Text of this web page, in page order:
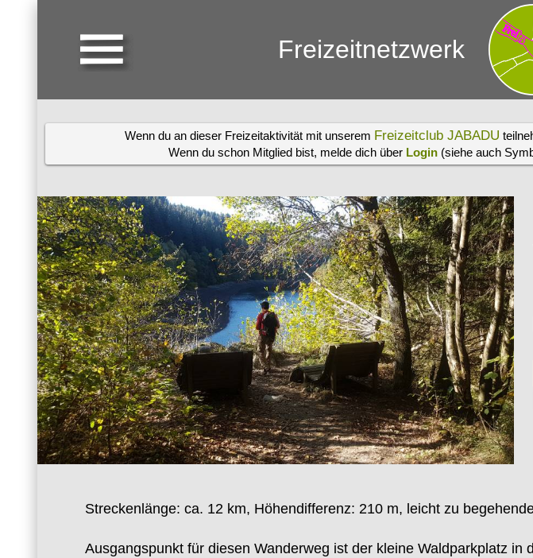
Freizeitnetzwerk
Wenn du an dieser Freizeitaktivität mit unserem Freizeitclub JABADU
Wenn du schon Mitglied bist, melde dich über Login(siehe auch
Streckenlänge: ca. 12 km, Höhendifferenz: 210 m, leicht zu
Ausgangspunkt für diesen Wanderweg ist der kleine Waldparkplatz